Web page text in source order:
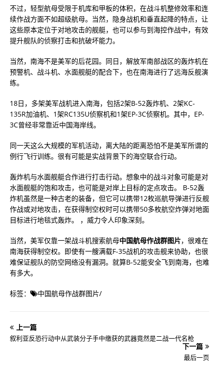
不过，轻型航母受限于机库和甲板的体积，在战斗机整修效率和连
续作战方面不如超级航母。当然，隐身战机和垂直起降的特点，让
这些原本定位于对地攻击的舰艇，也可以参与到海控作战中，有效
提升舰队的侦察打击和抗破坏能力。
当然，南海不是美军的后花园。同日，解放军南部战区的轰炸机在
预警机、战斗机、水面舰艇的配合下，也在南海进行了远海反舰演
练。
18日，多架美军战机进入南海，包括2架B-52轰炸机、2架KC-
135R加油机、1架RC135U侦察机和1架EP-3C侦察机。其中，EP-
3C曾经非常靠近中国海岸线。
同一天这么大规模的军机活动，离大陆的距离恐怕不是美军所谓的
例行飞行训练。很有可能是实战背景下的海空联合行动。
轰炸机与水面舰艇合作进行打击行动。想象中的战斗对象可能是对
水面舰艇的饱和攻击，也可能是对岸上目标的定点攻击。 B-52轰
炸机虽然是一种古老的装备，但它可以携带12枚巡航导弹进行反舰
作战或对地攻击，在获得制空权时可以携带50多枚航空炸弹对地面
目标进行地毯式轰炸。 ，威力令人印象深刻。
当然，美军仅靠一架战斗机搜索航母中国航母作战群图片，很难在
南海获得制空权。即使有一艘满载F-35战机的攻击舰来协助，也很
难保证舰队的防空网络没有漏洞。就算B-52能安全飞到南海，也难
有多大。
标签： 中国航母作战群图片/
上一篇
叙利亚反恐行动中从武装分子手中缴获的武器竟然是二战一代名枪
下一篇
最后一页